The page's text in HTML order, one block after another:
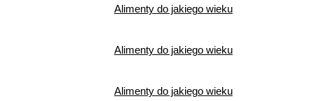
Alimenty do jakiego wieku
Alimenty do jakiego wieku
Alimenty do jakiego wieku